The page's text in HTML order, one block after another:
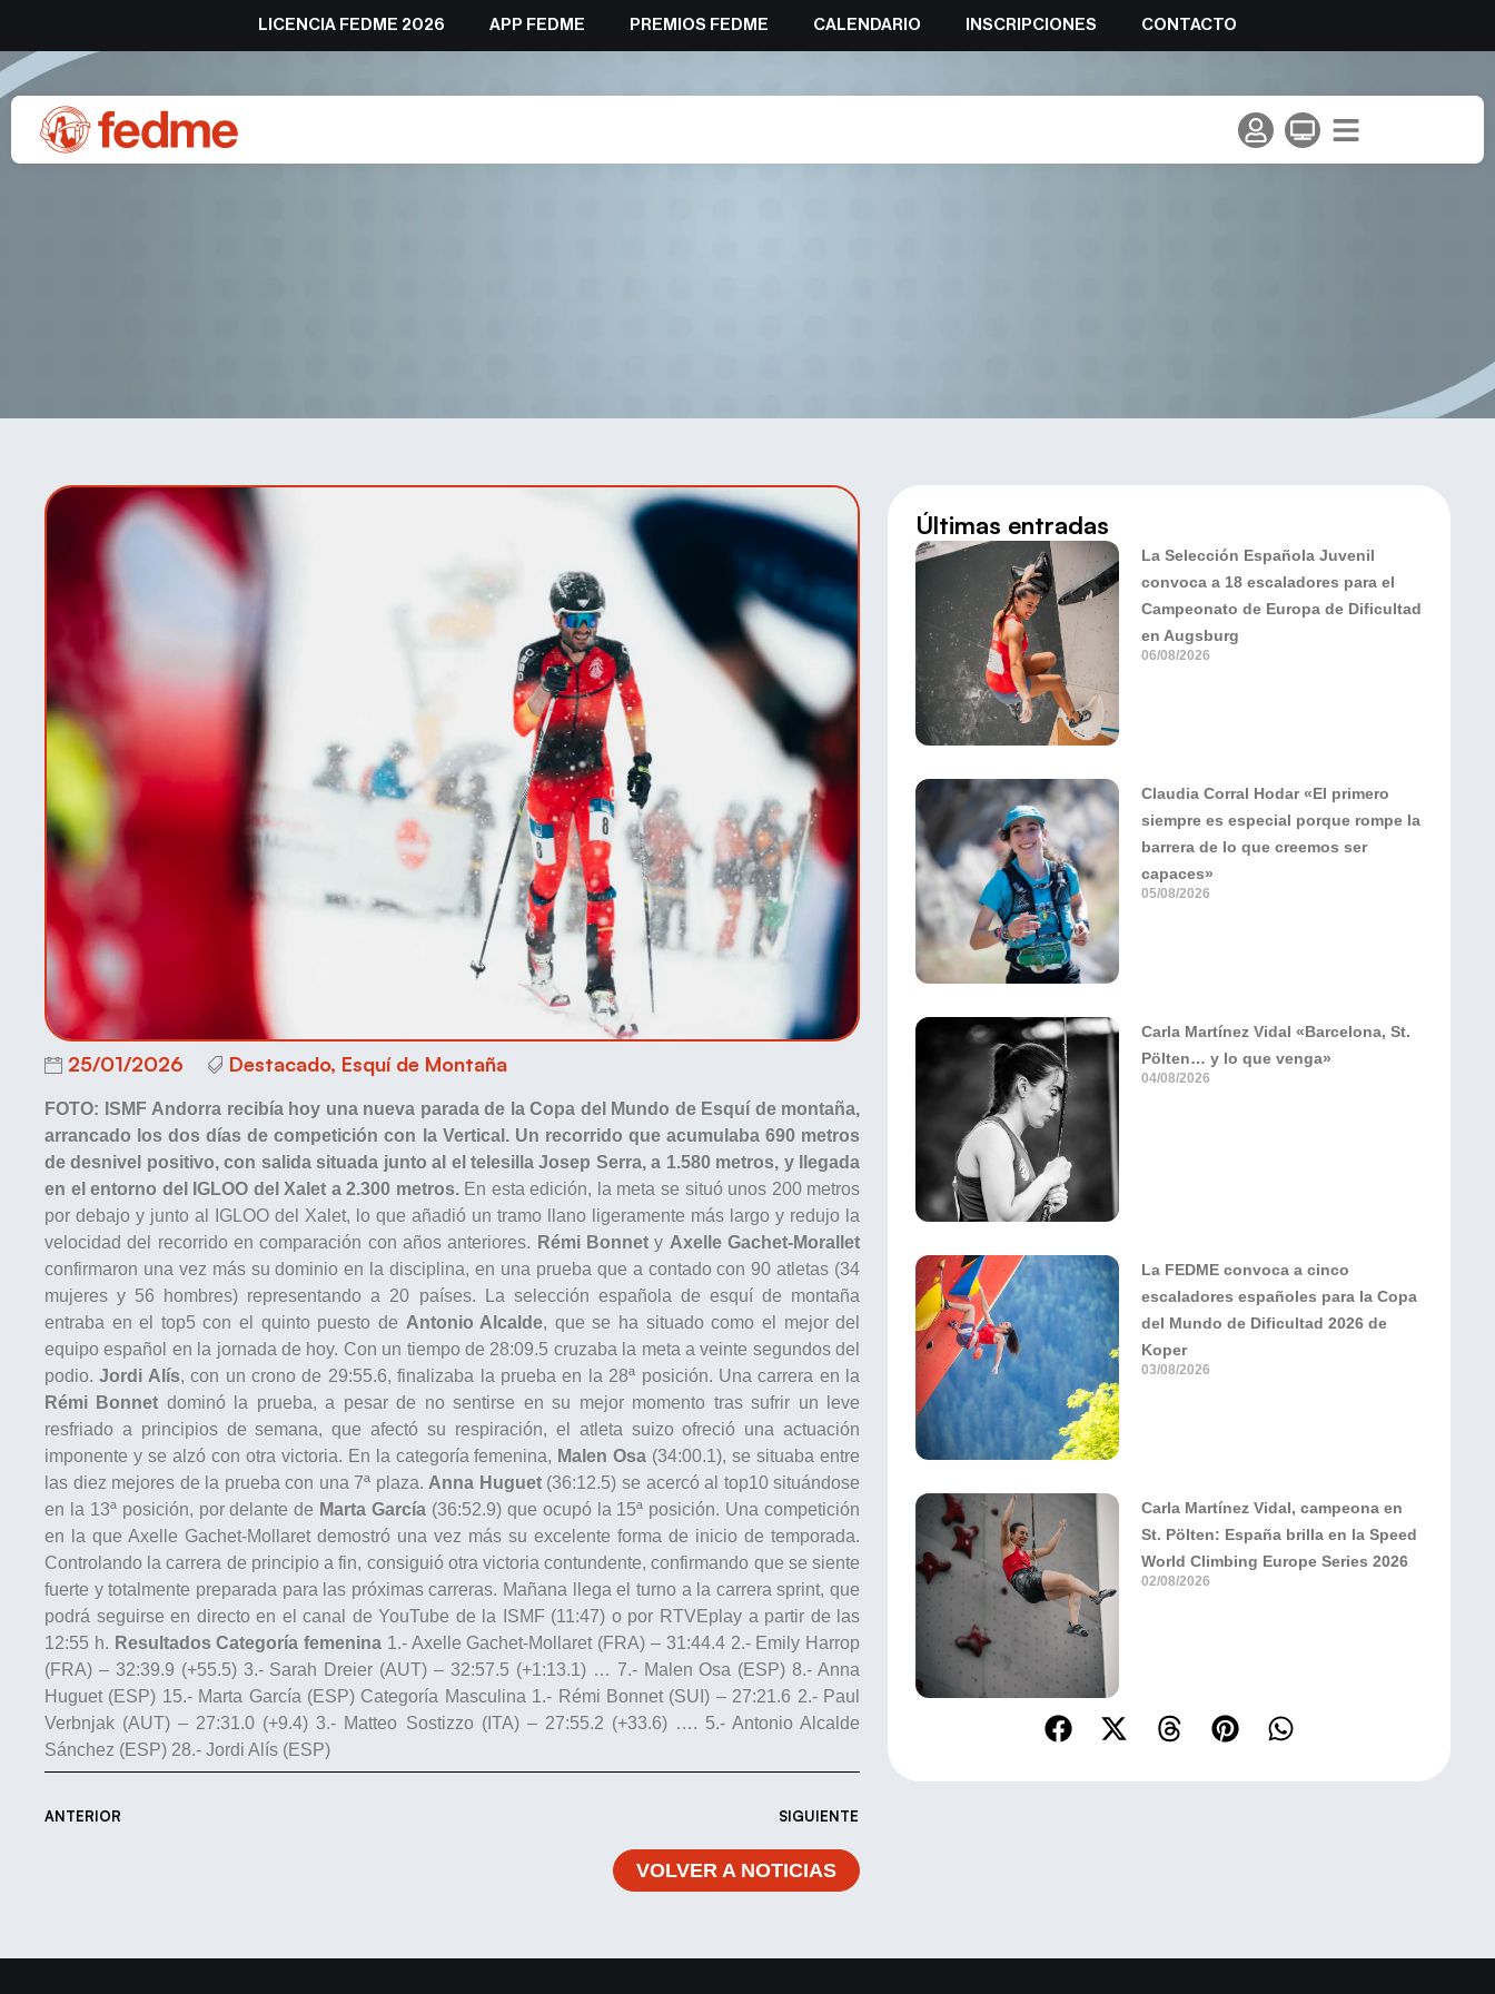
LICENCIA FEDME 2026 APP FEDME PREMIOS FEDME CALENDARIO INSCRIPCIONES CONTACTO
Antonio Alcalde TOP 5 en la Vertical de Copa del Mundo de Andorra.
25/01/2026 Destacado, Esquí de Montaña
FOTO: ISMF Andorra recibía hoy una nueva parada de la Copa del Mundo de Esquí de montaña,
arrancado los dos días de competición con la Vertical. Un recorrido que acumulaba 690 metros
de desnivel positivo, con salida situada junto al el telesilla Josep Serra, a 1.580 metros, y llegada
en el entorno del IGLOO del Xalet a 2.300 metros.En esta edición, la meta se situó unos 200 metros
por debajo y junto al IGLOO del Xalet, lo que añadió un tramo llano ligeramente más largo y redujo la
velocidad del recorrido en comparación con años anteriores. Rémi Bonnet y Axelle Gachet-Morallet
confirmaron una vez más su dominio en la disciplina, en una prueba que a contado con 90 atletas (34
mujeres y 56 hombres) representando a 20 países. La selección española de esquí de montaña
entraba en el top5 con el quinto puesto de Antonio Alcalde, que se ha situado como el mejor del
equipo español en la jornada de hoy. Con un tiempo de 28:09.5 cruzaba la meta a veinte segundos del
podio.Jordi Alís, con un crono de 29:55.6, finalizaba la prueba en la 28ª posición. Una carrera en la
Rémi Bonnet dominó la prueba, a pesar de no sentirse en su mejor momento tras sufrir un leve
resfriado a principios de semana, que afectó su respiración, el atleta suizo ofreció una actuación
imponente y se alzó con otra victoria. En la categoría femenina, Malen Osa (34:00.1), se situaba entre
las diez mejores de la prueba con una 7ª plaza. Anna Huguet (36:12.5) se acercó al top10 situándose
en la 13ª posición, por delante de Marta García (36:52.9) que ocupó la 15ª posición. Una competición
en la que Axelle Gachet-Mollaret demostró una vez más su excelente forma de inicio de temporada.
Controlando la carrera de principio a fin, consiguió otra victoria contundente, confirmando que se siente
fuerte y totalmente preparada para las próximas carreras. Mañana llega el turno a la carrera sprint, que
podrá seguirse en directo en el canal de YouTube de la ISMF (11:47) o por RTVEplay a partir de las
12:55 h. Resultados Categoría femenina 1.- Axelle Gachet-Mollaret (FRA) – 31:44.4 2.- Emily Harrop
(FRA) – 32:39.9 (+55.5) 3.- Sarah Dreier (AUT) – 32:57.5 (+1:13.1) … 7.- Malen Osa (ESP) 8.- Anna
Huguet (ESP) 15.- Marta García (ESP) Categoría Masculina 1.- Rémi Bonnet (SUI) – 27:21.6 2.- Paul
Verbnjak (AUT) – 27:31.0 (+9.4) 3.- Matteo Sostizzo (ITA) – 27:55.2 (+33.6) …. 5.- Antonio Alcalde
Sánchez (ESP) 28.- Jordi Alís (ESP)
ANTERIOR SIGUIENTE
VOLVER A NOTICIAS
Últimas entradas
La Selección Española Juvenil
convoca a 18 escaladores para el
Campeonato de Europa de Dificultad
en Augsburg
06/08/2026
Claudia Corral Hodar «El primero
siempre es especial porque rompe la
barrera de lo que creemos ser
capaces»
05/08/2026
Carla Martínez Vidal «Barcelona, St.
Pölten… y lo que venga»
04/08/2026
La FEDME convoca a cinco
escaladores españoles para la Copa
del Mundo de Dificultad 2026 de
Koper
03/08/2026
Carla Martínez Vidal, campeona en
St. Pölten: España brilla en la Speed
World Climbing Europe Series 2026
02/08/2026